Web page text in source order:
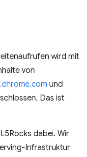
wird mit
von
und
Das ist
dabei. Wir
Infrastruktur